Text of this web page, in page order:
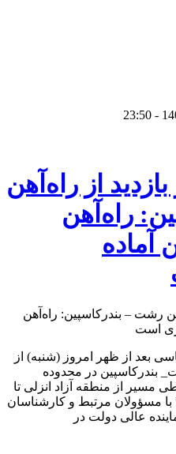
بازدید از راه‌آهن
راه‌آهن
آماده
بعد از ظهر امروز (شنبه) از
بندرکاسپین در محدوده
مسیر از منطقه آزاد انزلی تا
با مسؤولان مرتبط و کارشناسان
عالی دولت در